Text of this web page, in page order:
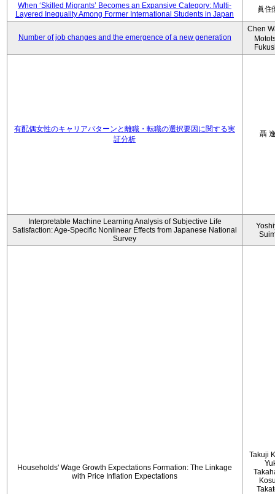
When ‘Skilled Migrants’ Becomes an Expansive Category: Multi-
Layered Inequality Among Former International Students in Japan
眞住
Number of job changes and the emergence of a new generation
Chen
有配偶女性のキャリアパターンと離職・転職の選択要因に関する実
証分析
聶
Interpretable Machine Learning Analysis of Subjective Life
Satisfaction: Age-Specific Nonlinear Effects from Japanese National
Survey
Households' Wage Growth Expectations Formation: The Linkage
with Price Inflation Expectations
Takuji